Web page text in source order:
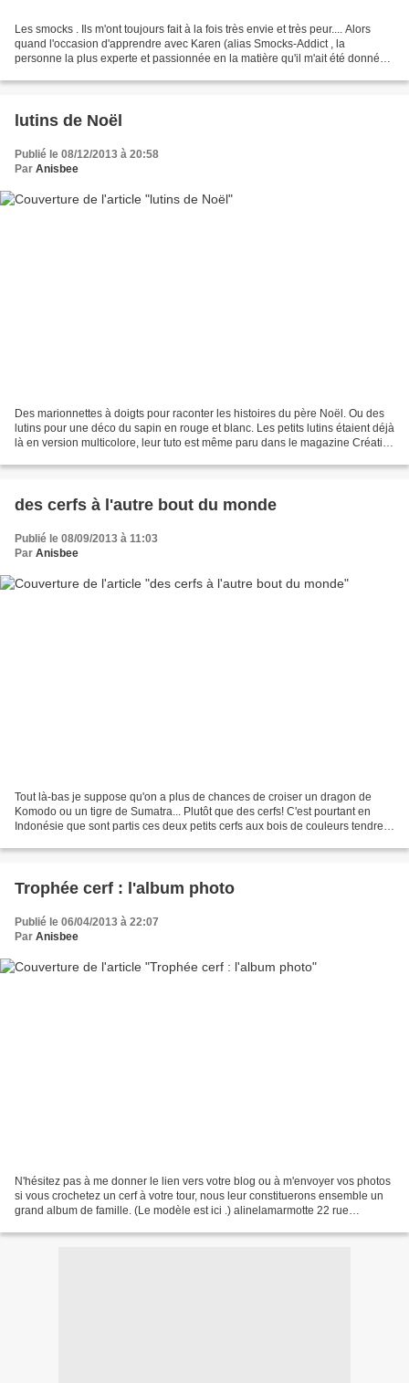
Les smocks . Ils m'ont toujours fait à la fois très envie et très peur.... Alors
quand l'occasion d'apprendre avec Karen (alias Smocks-Addict , la
personne la plus experte et passionnée en la matière qu'il m'ait été donné
lutins de Noël
Publié le 08/12/2013 à 20:58
Par Anisbee
Des marionnettes à doigts pour raconter les histoires du père Noël. Ou des
lutins pour une déco du sapin en rouge et blanc. Les petits lutins étaient déjà
là en version multicolore, leur tuto est même paru dans le magazine Créative
des cerfs à l'autre bout du monde
Publié le 08/09/2013 à 11:03
Par Anisbee
Tout là-bas je suppose qu'on a plus de chances de croiser un dragon de
Komodo ou un tigre de Sumatra... Plutôt que des cerfs! C'est pourtant en
Indonésie que sont partis ces deux petits cerfs aux bois de couleurs tendres.
Trophée cerf : l'album photo
Publié le 06/04/2013 à 22:07
Par Anisbee
N'hésitez pas à me donner le lien vers votre blog ou à m'envoyer vos photos
si vous crochetez un cerf à votre tour, nous leur constituerons ensemble un
grand album de famille. (Le modèle est ici .) alinelamarmotte 22 rue